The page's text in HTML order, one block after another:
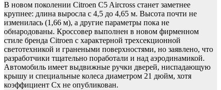
В новом поколении Citroen C5 Aircross станет заметнее
крупнее: длина выросла с 4,5 до 4,65 м. Высота почти не
изменилась (1,66 м), а другие параметры пока не
обнародованы. Кроссовер выполнен в новом фирменном
стиле бренда Citroen с характерной трехсекционной
светотехникой и гранеными поверхностями, но заявлено, что
разработчики тщательно поработали и над аэродинамикой.
Автомобиль имеет выдвижные ручки дверей, ниспадающую
крышу и специальные колеса диаметром 21 дюйм, хотя
коэффициент Cx не опубликован.